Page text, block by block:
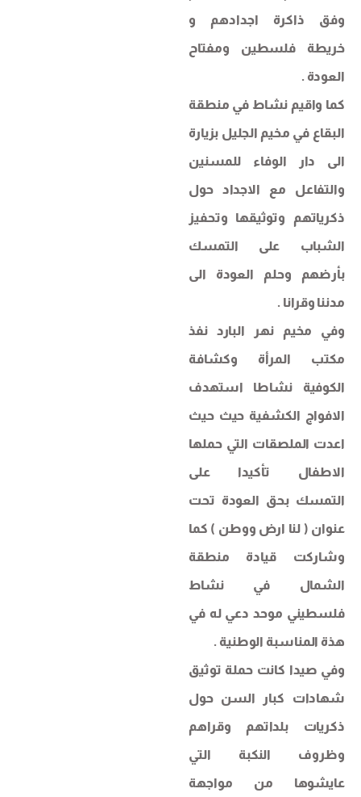
وفق ذاكرة اجدادهم و
خريطة فلسطين ومفتاح
العودة .
كما واقيم نشاط في منطقة
البقاع في مخيم الجليل بزيارة
الى دار الوفاء للمسنين
والتفاعل مع الاجداد حول
ذكرياتهم وتوثيقها وتحفيز
الشباب على التمسك
بأرضهم وحلم العودة الى
مدننا وقرانا .
وفي مخيم نهر البارد نفذ
مكتب المرأة وكشافة
الكوفية نشاطا استهدف
الافواج الكشفية حيث حيث
اعدت الملصقات التي حملها
الاطفال تأكيدا على
التمسك بحق العودة تحت
عنوان ( لنا ارض ووطن ) كما
وشاركت قيادة منطقة
الشمال في نشاط
فلسطيني موحد دعي له في
هذة المناسبة الوطنية .
وفي صيدا كانت حملة توثيق
شهادات كبار السن حول
ذكريات بلداتهم وقراهم
وظروف النكبة التي
عايشوها من مواجهة